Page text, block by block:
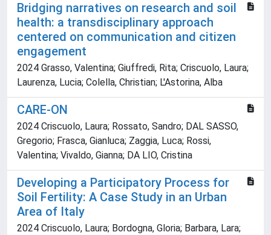
Bridging narratives on research and soil
health: a transdisciplinary approach
centered on communication and citizen
engagement
2024 Grasso, Valentina; Giuffredi, Rita; Criscuolo, Laura;
Laurenza, Lucia; Colella, Christian; L'Astorina, Alba
CARE-ON
2024 Criscuolo, Laura; Rossato, Sandro; DAL SASSO,
Gregorio; Frasca, Gianluca; Zaggia, Luca; Rossi,
Valentina; Vivaldo, Gianna; DA LIO, Cristina
Developing a Participatory Process for
Soil Fertility: A Case Study in an Urban
Area of Italy
2024 Criscuolo, Laura; Bordogna, Gloria; Barbara, Lara;